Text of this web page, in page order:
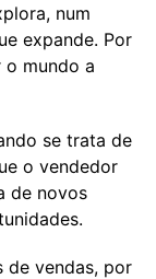
num
expande. Por
o mundo a
se trata de
o vendedor
de novos
de vendas, por